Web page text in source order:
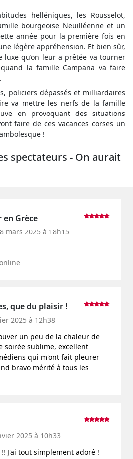
helléniques, les Rousselot,
bourgeoise Neuilléenne et un
année pour la première fois en
légère appréhension. Et bien sûr,
luxe qu’on leur a prêtée va tourner
la famille Campana va faire
policiers dépassés et milliardaires
va mettre les nerfs de la famille
en provoquant des situations
faire de ces vacances corses un
!
spectateurs - On aurait
Grèce
mars 2025 à 18h15
que du plaisir !
2025 à 12h38
un peu de la chaleur de
soirée sublime, excellent
qui m'ont fait pleurer
bravo mérité à tous les
2025 à 10h33
J'ai tout simplement adoré !